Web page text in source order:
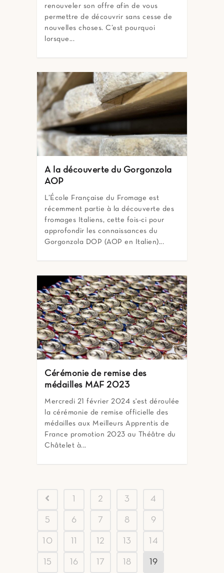
renouveler son offre afin de vous
permettre de découvrir sans cesse de
nouvelles choses. C’est pourquoi
lorsque...
A la découverte du Gorgonzola
AOP
L’École Française du Fromage est
récemment partie à la découverte des
fromages Italiens, cette fois-ci pour
approfondir les connaissances du
Gorgonzola DOP (AOP en Italien)...
Cérémonie de remise des
médailles MAF 2023
Mercredi 21 février 2024 s'est déroulée
la cérémonie de remise officielle des
médailles aux Meilleurs Apprentis de
France promotion 2023 au Théâtre du
Châtelet à...
2 3 4
5 6 7 8 9
10 12 13 14
15 16 17 18 19